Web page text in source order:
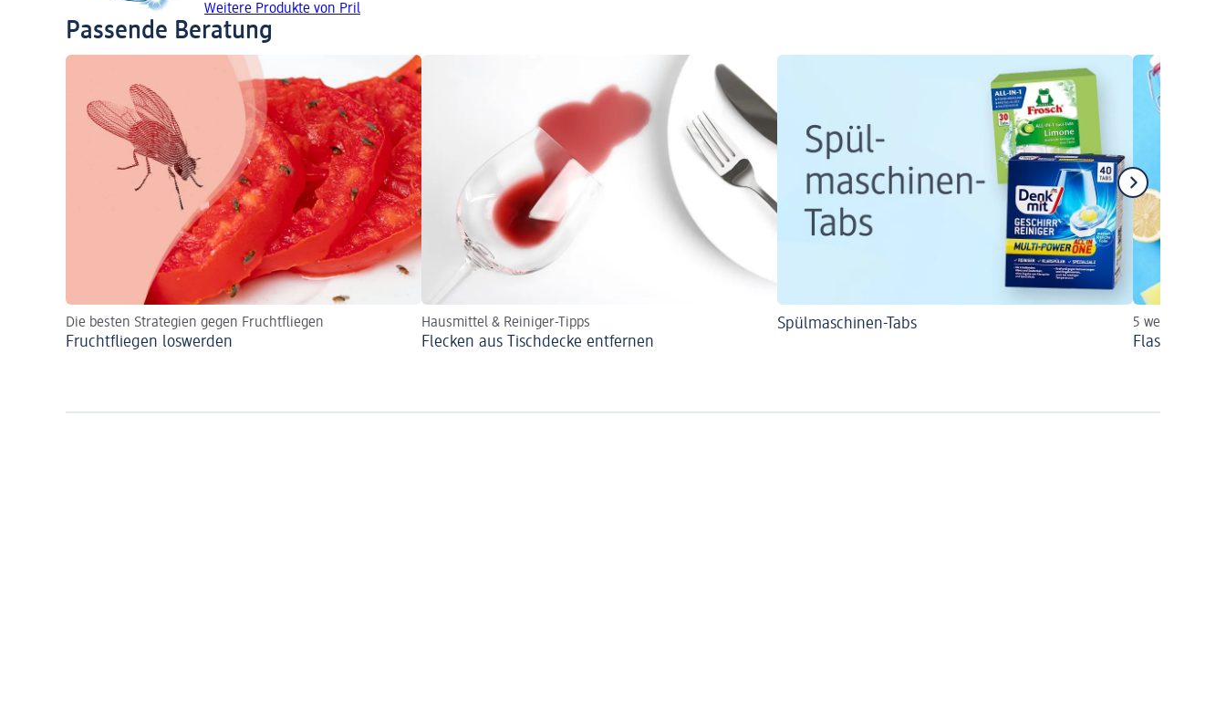
Weitere Produkte von Pril
Passende Beratung
Die besten Strategien gegen Fruchtfliegen
Fruchtfliegen loswerden
Hausmittel & Reiniger-Tipps
Flecken aus Tischdecke entfernen
Spülmaschinen-Tabs 5 wertvolle
Flaschen